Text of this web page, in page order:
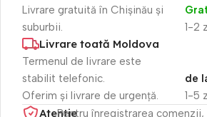
Livrare gratuită în Chișinău și
suburbii.
1-2
Livrare toată Moldova
Termenul de livrare este
stabilit telefonic.
Oferim și livrare de urgență.
1-5
de
Atenție​Pentru înregistrarea